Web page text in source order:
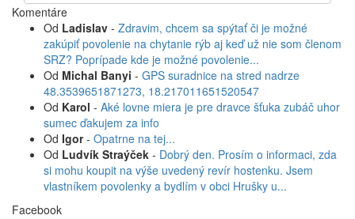
Komentáre
Od Ladislav - Zdravim, chcem sa spýtať či je možné
zakúpiť povolenie na chytanie rýb aj keď už nie som členom
SRZ? Poprípade kde je možné povolenie...
Od Michal Banyi - GPS suradnice na stred nadrze
48.3539651871273, 18.217011651520547
Od Karol - Aké lovne miera je pre dravce šťuka zubáč uhor
sumec ďakujem za info
Od Igor- Opatrne na tej...
Od Ludvík Straýček - Dobrý den. Prosím o informaci, zda
si mohu koupit na výše uvedený revír hostenku. Jsem
vlastníkem povolenky a bydlím v obci Hrušky u...
Facebook